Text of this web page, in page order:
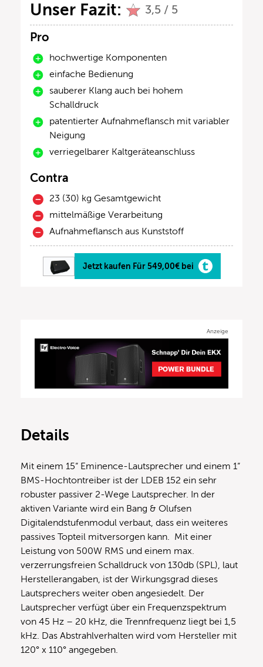
Unser Fazit: 3,5 / 5
Pro
hochwertige Komponenten
einfache Bedienung
sauberer Klang auch bei hohem
Schalldruck
patentierter Aufnahmeflansch mit variabler
Neigung
verriegelbarer Kaltgeräteanschluss
Contra
23 (30) kg Gesamtgewicht
mittelmäßige Verarbeitung
Aufnahmeflansch aus Kunststoff
Jetzt kaufen Für 549,00€ bei
Anzeige
Details
Mit einem 15“ Eminence-Lautsprecher und einem 1“
BMS-Hochtontreiber ist der LDEB 152 ein sehr
robuster passiver 2-Wege Lautsprecher. In der
aktiven Variante wird ein Bang & Olufsen
Digitalendstufenmodul verbaut, dass ein weiteres
passives Topteil mitversorgen kann. Mit einer
Leistung von 500W RMS und einem max.
verzerrungsfreien Schalldruck von 130db (SPL), laut
Herstellerangaben, ist der Wirkungsgrad dieses
Lautsprechers weiter oben angesiedelt. Der
Lautsprecher verfügt über ein Frequenzspektrum
von 45 Hz – 20 kHz, die Trennfrequenz liegt bei 1,5
kHz. Das Abstrahlverhalten wird vom Hersteller mit
120° x 110° angegeben.